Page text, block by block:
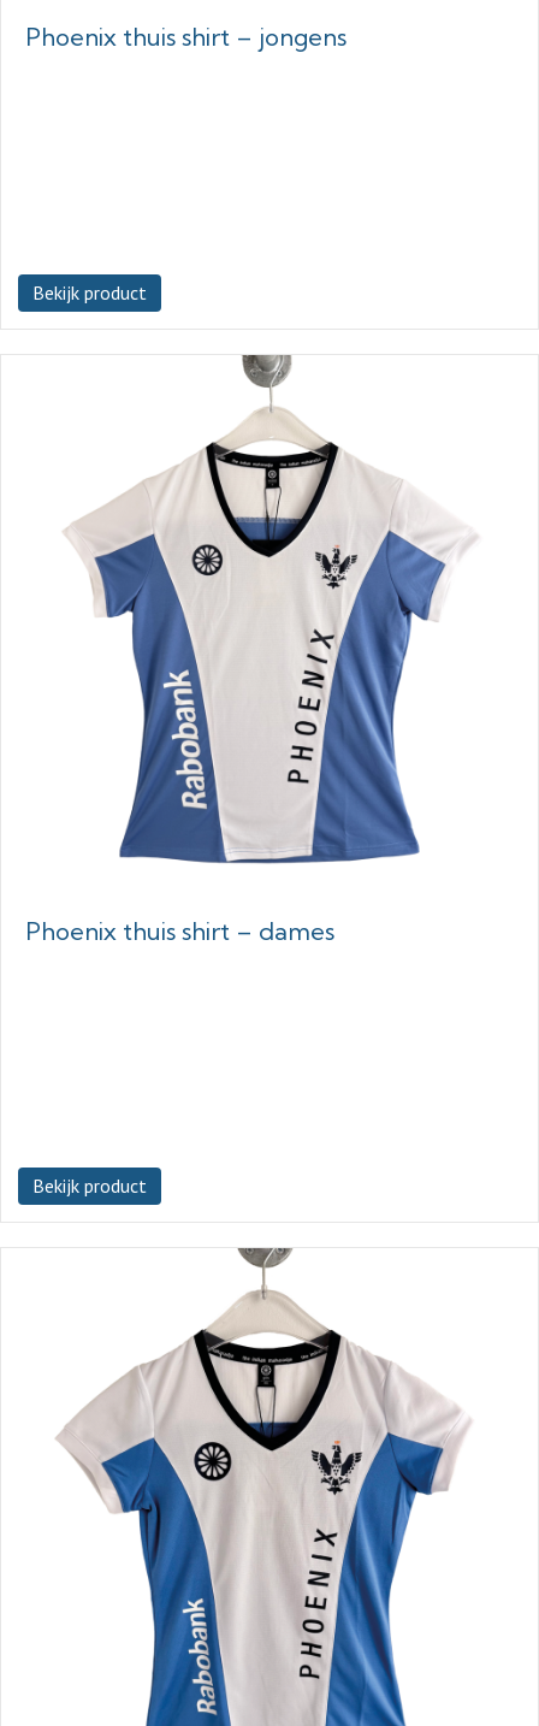
Phoenix thuis shirt – jongens
Bekijk product
Phoenix thuis shirt – dames
Bekijk product